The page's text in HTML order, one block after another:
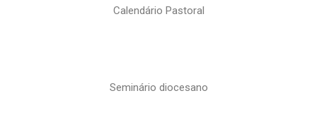
Calendário Pastoral
Seminário diocesano